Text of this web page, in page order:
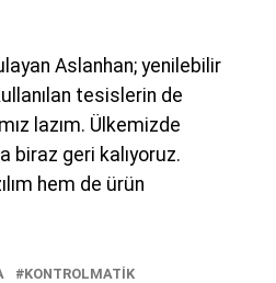
Aslanhan; yenilebilir
tesislerin de
lazım. Ülkemizde
biraz geri kalıyoruz.
hem de ürün
KONTROLMATIK